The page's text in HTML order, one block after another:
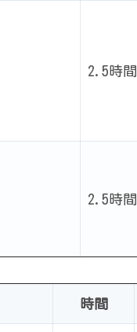
2.5時間
2.5時間
時間